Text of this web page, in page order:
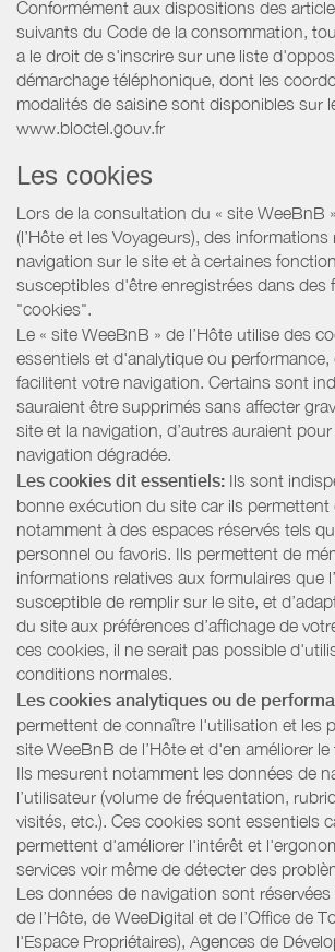
Conformément aux dispositions des
suivants du Code de la consommation,
a le droit de s'inscrire sur une liste
démarchage téléphonique, dont les
modalités de saisine sont disponibles sur
www.bloctel.gouv.fr
Les cookies
Lors de la consultation du « site WeeBnB
(l’Hôte et les Voyageurs), des informations
navigation sur le site et à certaines
susceptibles d'être enregistrées dans des
"cookies".
Le « site WeeBnB » de l’Hôte utilise des
essentiels et d'analytique ou
facilitent votre navigation. Certains sont
sauraient être supprimés sans affecter
site et la navigation, d’autres auraient
navigation dégradée.
Les cookies dit essentiels: Ils sont
bonne exécution du site car ils permettent
notamment à des espaces réservés tels
personnel ou favoris. Ils permettent de
informations relatives aux formulaires que
susceptible de remplir sur le site, et
du site aux préférences d’affichage de
ces cookies, il ne serait pas possible
conditions normales.
Les cookies analytiques ou de
permettent de connaître l'utilisation et les
site WeeBnB de l’Hôte et d'en améliorer
Ils mesurent notamment les données de
l’utilisateur (volume de fréquentation,
visités, etc.). Ces cookies sont essentiels
permettent d'améliorer l'intérêt et
services voir même de détecter des
Les données de navigation sont réservées
de l’Hôte, de WeeDigital et de l’Office de
l'Espace Propriétaires), Agences de